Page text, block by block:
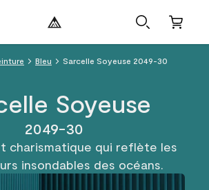
Bleu Sarcelle Soyeuse 2049-30
Soyeuse
2049-30
charismatique qui reflète les
insondables des océans.